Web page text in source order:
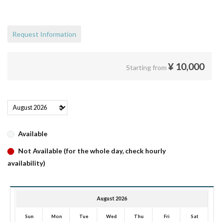
Request Information
Starting from ¥ 10,000
Available
Not Available (for the whole day, check hourly
availability)
August 2026
Sun Mon Tue Wed Thu Fri Sat